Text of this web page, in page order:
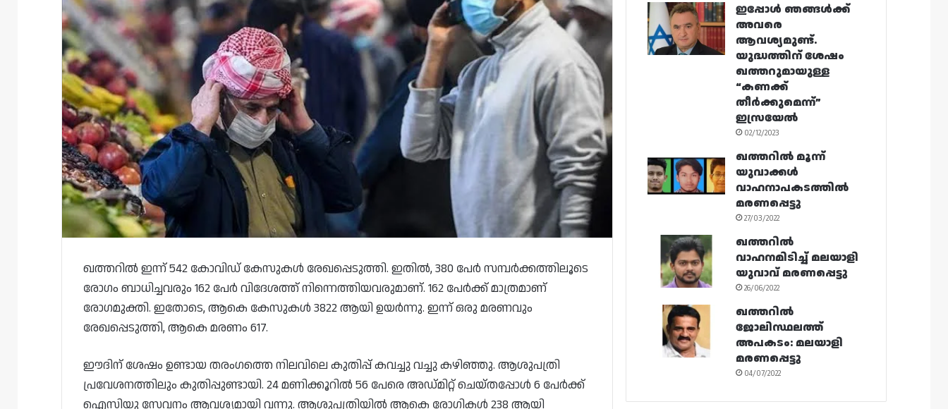
ഖത്തറിൽ ഇന്ന് 542 കോവിഡ് കേസുകൾ രേഖപ്പെടുത്തി. ഇതിൽ, 380 പേർ സമ്പർക്കത്തിലൂടെ
രോഗം ബാധിച്ചവരും 162 പേർ വിദേശത്ത് നിന്നെത്തിയവരുമാണ്. 162 പേർക്ക് മാത്രമാണ്
രോഗമുക്തി. ഇതോടെ, ആകെ കേസുകൾ 3822 ആയി ഉയർന്നു. ഇന്ന് ഒരു മരണവും
രേഖപ്പെടുത്തി, ആകെ മരണം 617.
ഈദിന് ശേഷം ഉണ്ടായ തരംഗത്തെ നിലവിലെ കുതിപ്പ് കവച്ചു വച്ചു കഴിഞ്ഞു. ആശുപത്രി
പ്രവേശനത്തിലും കുതിപ്പുണ്ടായി. 24 മണിക്കൂറിൽ 56 പേരെ അഡ്മിറ്റ് ചെയ്തപ്പോൾ 6 പേർക്ക്
ഐസിയു സേവനം ആവശ്യമായി വന്നു. ആശുപത്രിയിൽ ആകെ രോഗികൾ 238 ആയി
ഇപ്പോൾ ഞങ്ങൾക്ക്
അവരെ
ആവശ്യമുണ്ട്.
യുദ്ധത്തിന് ശേഷം
ഖത്തറുമായുള്ള
“കണക്ക്
തീർക്കുമെന്ന്”
ഇസ്രയേൽ
02/12/2023
ഖത്തറിൽ മൂന്ന്
യുവാക്കൾ
വാഹനാപകടത്തിൽ
മരണപ്പെട്ടു
27/03/2022
ഖത്തറിൽ
വാഹനമിടിച്ച് മലയാളി
യുവാവ് മരണപ്പെട്ടു
26/06/2022
ഖത്തറിൽ
ജോലിസ്ഥലത്ത്
അപകടം: മലയാളി
മരണപ്പെട്ടു
04/07/2022